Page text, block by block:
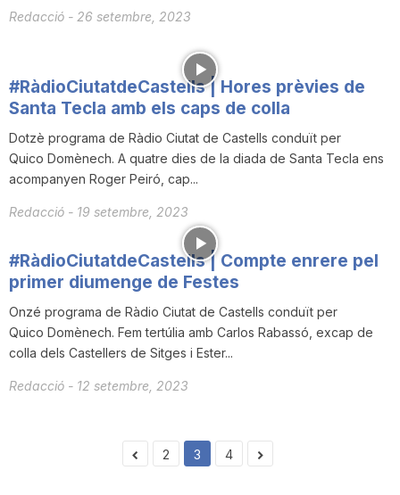
Redacció - 26 setembre, 2023
#RàdioCiutatdeCastells | Hores prèvies de
Santa Tecla amb els caps de colla
Dotzè programa de Ràdio Ciutat de Castells conduït per
Quico Domènech. A quatre dies de la diada de Santa Tecla ens
acompanyen Roger Peiró, cap...
Redacció - 19 setembre, 2023
#RàdioCiutatdeCastells | Compte enrere pel
primer diumenge de Festes
Onzé programa de Ràdio Ciutat de Castells conduït per
Quico Domènech. Fem tertúlia amb Carlos Rabassó, excap de
colla dels Castellers de Sitges i Ester...
Redacció - 12 setembre, 2023
2 3 4